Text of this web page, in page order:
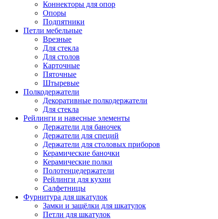
Коннекторы для опор
Опоры
Подпятники
Петли мебельные
Врезные
Для стекла
Для столов
Карточные
Пяточные
Штыревые
Полкодержатели
Декоративные полкодержатели
Для стекла
Рейлинги и навесные элементы
Держатели для баночек
Держатели для специй
Держатели для столовых приборов
Керамические баночки
Керамические полки
Полотенцедержатели
Рейлинги для кухни
Салфетницы
Фурнитура для шкатулок
Замки и защёлки для шкатулок
Петли для шкатулок